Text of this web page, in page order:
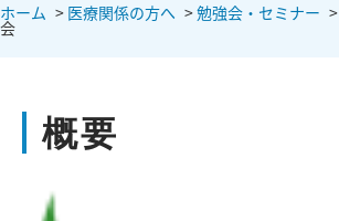
ホーム > 医療関係の方へ >勉強会・セミナー >
会
概要